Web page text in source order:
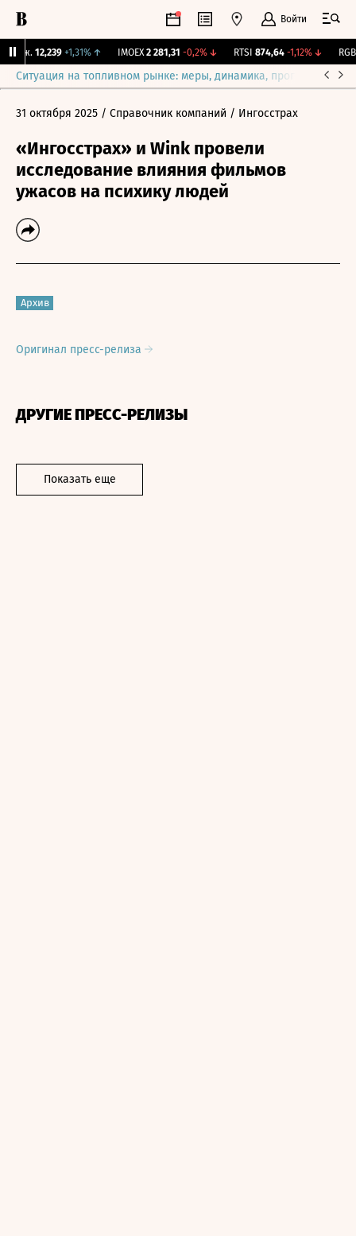
Войти
12,239 +1,31% ↑ IMOEX 2 281,31 -0,2%↓ RTSI 874,64 -1,12%↓ RGBI
Ситуация на топливном рынке: меры, динамика, прогнозы
31 октября 2025 / Справочник компаний / Ингосстрах
«Ингосстрах» и Wink провели
исследование влияния фильмов
ужасов на психику людей
Архив
Оригинал пресс-релиза
ДРУГИЕ ПРЕСС-РЕЛИЗЫ
Показать еще